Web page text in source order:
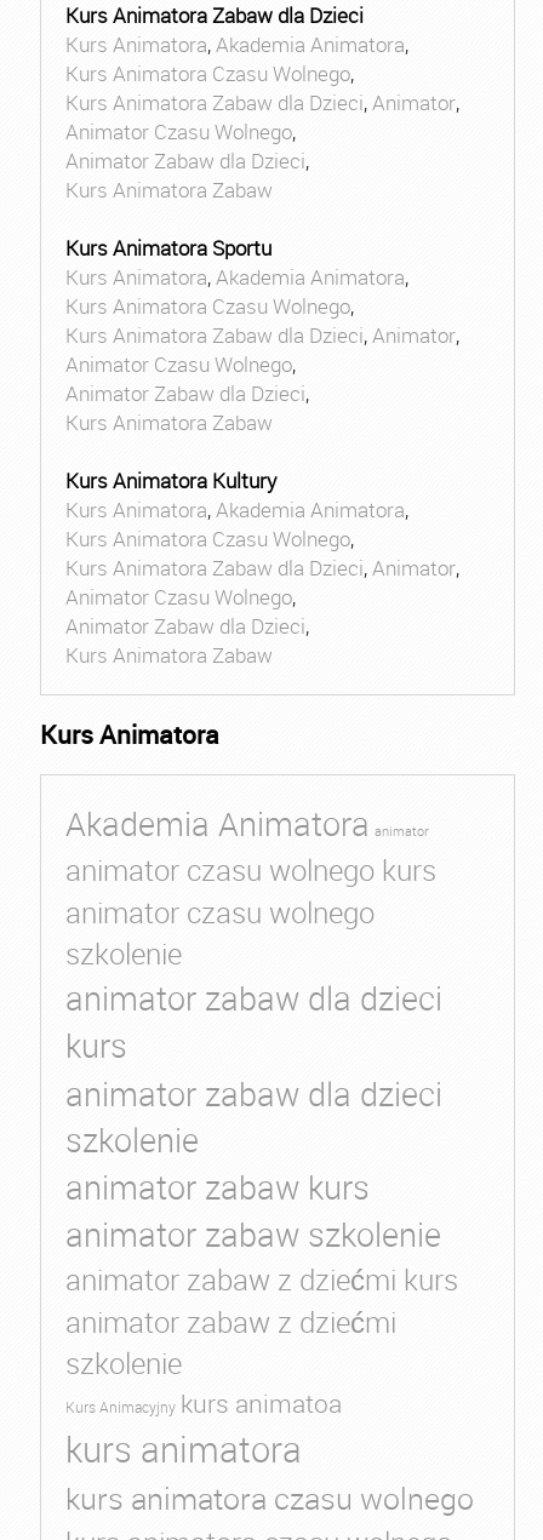
Kurs Animatora Zabaw dla Dzieci
Kurs Animatora,Akademia Animatora,
Kurs Animatora Czasu Wolnego,
Kurs Animatora Zabaw dla Dzieci,Animator,
Animator Czasu Wolnego,
Animator Zabaw dla Dzieci,
Kurs Animatora Zabaw
Kurs Animatora Sportu
Kurs Animatora,Akademia Animatora,
Kurs Animatora Czasu Wolnego,
Kurs Animatora Zabaw dla Dzieci,Animator,
Animator Czasu Wolnego,
Animator Zabaw dla Dzieci,
Kurs Animatora Zabaw
Kurs Animatora Kultury
Kurs Animatora,Akademia Animatora,
Kurs Animatora Czasu Wolnego,
Kurs Animatora Zabaw dla Dzieci,Animator,
Animator Czasu Wolnego,
Animator Zabaw dla Dzieci,
Kurs Animatora Zabaw
Kurs Animatora
Akademia Animatora animator
animator czasu wolnego kurs
animator czasu wolnego
szkolenie
animator zabaw dla dzieci
kurs
animator zabaw dla dzieci
szkolenie
animator zabaw kurs
animator zabaw szkolenie
animator zabaw z dziećmi kurs
animator zabaw z dziećmi
szkolenie
Kurs Animacyjny kurs animatoa
kurs animatora
kurs animatora czasu wolnego